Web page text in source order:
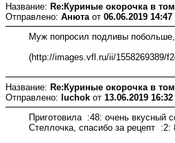
Название: Re:Куриные окорочка в
Отправлено: Анюта от 06.06.2019 14:47
Муж попросил подливы
(http://images.vfl.ru/ii/1558269389/
Название: Re:Куриные окорочка в
Отправлено: luchok от 13.06.2019 16:32
Приготовила :48: очень вкусный
Стеллочка, спасибо за рецепт :2: